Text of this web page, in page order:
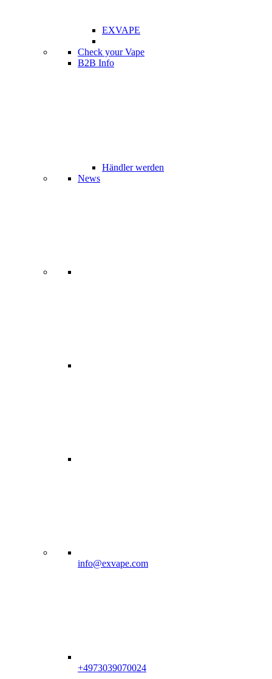
EXVAPE
Check your Vape
B2B Info
Händler werden
News
info@exvape.com
+4973039070024